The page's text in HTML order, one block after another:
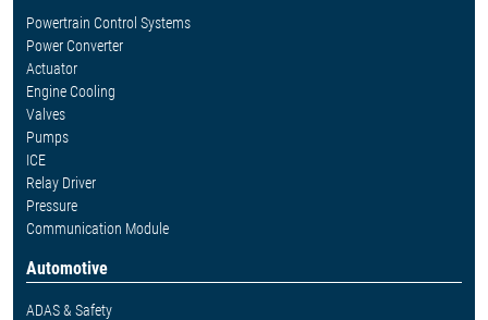
Powertrain Control Systems
Power Converter
Actuator
Engine Cooling
Valves
Pumps
ICE
Relay Driver
Pressure
Communication Module
Automotive
ADAS & Safety